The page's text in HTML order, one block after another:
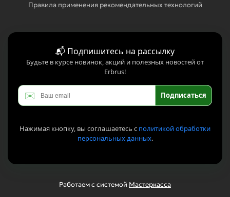
Правила применения рекомендательных технологий
📬 Подпишитесь на рассылку
Будьте в курсе новинок, акций и полезных новостей от
Erbrus!
✉️ Подписаться
Нажимая кнопку, вы соглашаетесь с политикой обработки
персональных данных.
Работаем с системой Мастеркасса